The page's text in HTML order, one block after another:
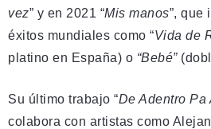
vez” y en 2021 “Mis manos”, que
éxitos mundiales como “Vida de
platino en España) o “Bebé”
Su último trabajo “De Adentro Pa
colabora con artistas como